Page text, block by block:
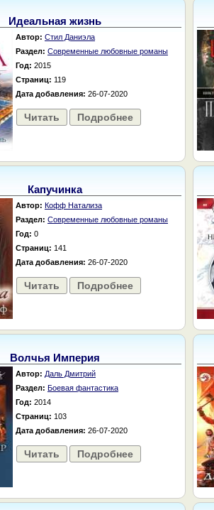
Идеальная жизнь
Автор: Стил Даниэла
Раздел: Современные любовные романы
Год: 2015
Страниц: 119
Дата добавления: 26-07-2020
Читать Подробнее
Капучинка
Автор: Кофф Натализа
Раздел: Современные любовные романы
Год: 0
Страниц: 141
Дата добавления: 26-07-2020
Читать Подробнее
Волчья Империя
Автор: Даль Дмитрий
Раздел: Боевая фантастика
Год: 2014
Страниц: 103
Дата добавления: 26-07-2020
Читать Подробнее